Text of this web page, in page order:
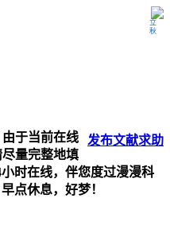
立秋
发布文献求助
于当前在线
量完整地填
时在线，伴您度过漫漫科
点休息，好梦！